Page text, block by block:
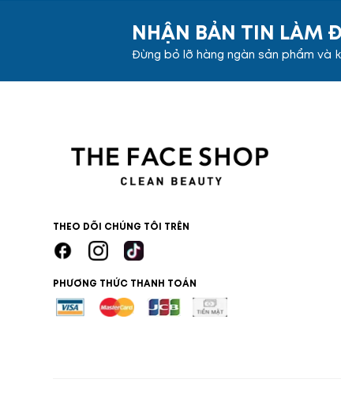
NHẬN BẢN TIN LÀM
Đừng bỏ lỡ hàng ngàn sản phẩm và
THEO DÕI CHÚNG TÔI TRÊN
PHƯƠNG THỨC THANH TOÁN